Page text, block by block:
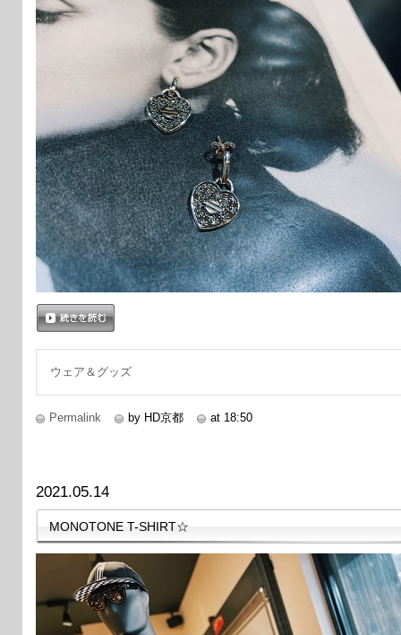
ウェア＆グッズ
Permalink by HD京都 at 18:50
2021.05.14
MONOTONE T-SHIRT☆